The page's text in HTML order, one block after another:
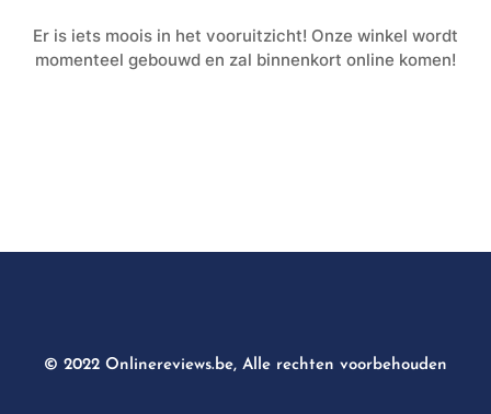
Er is iets moois in het vooruitzicht! Onze winkel wordt
momenteel gebouwd en zal binnenkort online komen!
© 2022 Onlinereviews.be, Alle rechten voorbehouden